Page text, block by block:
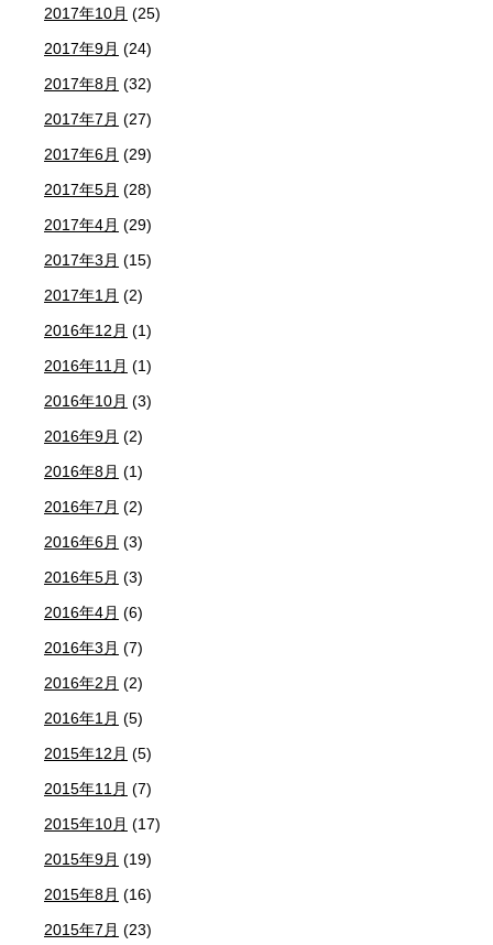
2017年10月 (25)
2017年9月 (24)
2017年8月 (32)
2017年7月 (27)
2017年6月 (29)
2017年5月 (28)
2017年4月 (29)
2017年3月 (15)
2017年1月 (2)
2016年12月 (1)
2016年11月 (1)
2016年10月 (3)
2016年9月 (2)
2016年8月 (1)
2016年7月 (2)
2016年6月 (3)
2016年5月 (3)
2016年4月 (6)
2016年3月 (7)
2016年2月 (2)
2016年1月 (5)
2015年12月 (5)
2015年11月 (7)
2015年10月 (17)
2015年9月 (19)
2015年8月 (16)
2015年7月 (23)